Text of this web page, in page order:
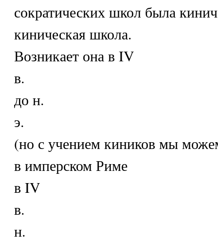
сократических школ была
киническая школа.
Возникает она в IV
в.
до н.
э.
(но с учением киников мы
в имперском Риме
в IV
в.
н.